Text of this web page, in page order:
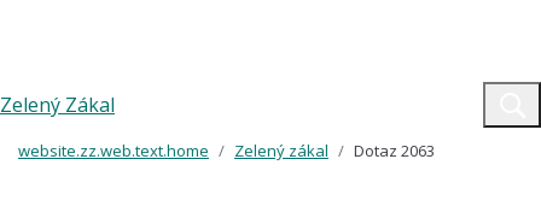
Zelený Zákal
website.zz.web.text.home Zelený zákal Dotaz 2063